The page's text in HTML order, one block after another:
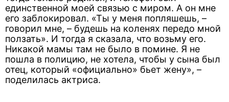
единственной моей связью с миром. А он мне
его заблокировал. «Ты у меня попляшешь, –
говорил мне, – будешь на коленях передо мной
ползать». И тогда я сказала, что возьму его.
Никакой мамы там не было в помине. Я не
пошла в полицию, не хотела, чтобы у сына был
отец, который «официально» бьет жену», –
поделилась актриса.